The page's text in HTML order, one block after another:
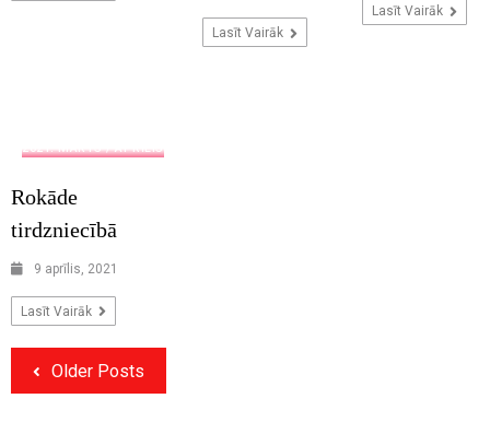
Lasīt Vairāk
Lasīt Vairāk
2021. MARTS / APRĪLIS
Rokāde
tirdzniecībā
9 aprīlis, 2021
Lasīt Vairāk
Older Posts